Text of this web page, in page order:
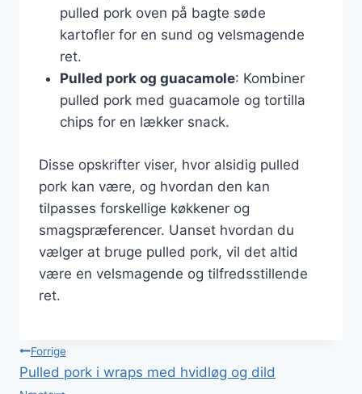
pulled pork oven på bagte søde
kartofler for en sund og velsmagende
ret.
Pulled pork og guacamole: Kombiner
pulled pork med guacamole og tortilla
chips for en lækker snack.
Disse opskrifter viser, hvor alsidig pulled
pork kan være, og hvordan den kan
tilpasses forskellige køkkener og
smagspræferencer. Uanset hvordan du
vælger at bruge pulled pork, vil det altid
være en velsmagende og tilfredsstillende
ret.
Indlægsnavigation
Forrige
Pulled pork i wraps med hvidløg og dild